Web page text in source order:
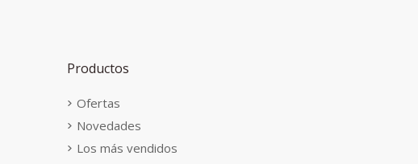
Productos
Ofertas
Novedades
Los más vendidos